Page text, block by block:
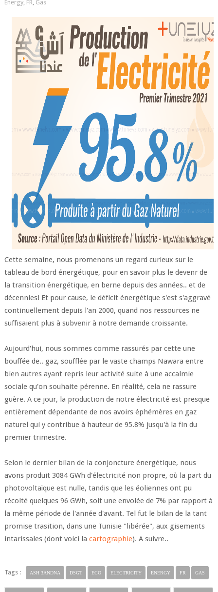
Energy, FR, Gas
Cette semaine, nous promenons un regard curieux sur le
tableau de bord énergétique, pour en savoir plus le devenr de
la transition énergétique, en berne depuis des années.. et de
décennies! Et pour cause, le déficit énergétique s'est s'aggravé
continuellement depuis l'an 2000, quand nos ressources ne
suffisaient plus à subvenir à notre demande croissante.
Aujourd'hui, nous sommes comme rassurés par cette une
bouffée de.. gaz, soufflée par le vaste champs Nawara entre
bien autres ayant repris leur activité suite à une accalmie
sociale qu'on souhaite pérenne. En réalité, cela ne rassure
guère. A ce jour, la production de notre électricité est presque
entièrement dépendante de nos avoirs éphémères en gaz
naturel qui y contribue à hauteur de 95.8% jusqu'à la fin du
premier trimestre.
Selon le dernier bilan de la conjoncture énergétique, nous
avons produit 3084 GWh d'électricité non propre, où la part du
photovoltaïque est nulle, tandis que les éoliennes ont pu
récolté quelques 96 GWh, soit une envolée de 7% par rapport à
la même période de l'année d'avant. Tel fut le bilan de la tant
promise trasition, dans une Tunisie "libérée", aux gisements
intarissales (dont voici la cartographie). A suivre..
Tags : ASH 3ANDNA DSGT ECO ELECTRICITY ENERGY FR GAS